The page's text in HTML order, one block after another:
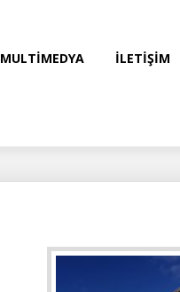
MULTİMEDYA İLETİŞİM